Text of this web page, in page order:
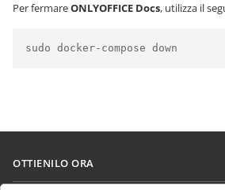
Per fermareONLYOFFICE Docs, utilizza il
sudo docker-compose down
OTTIENILO ORA